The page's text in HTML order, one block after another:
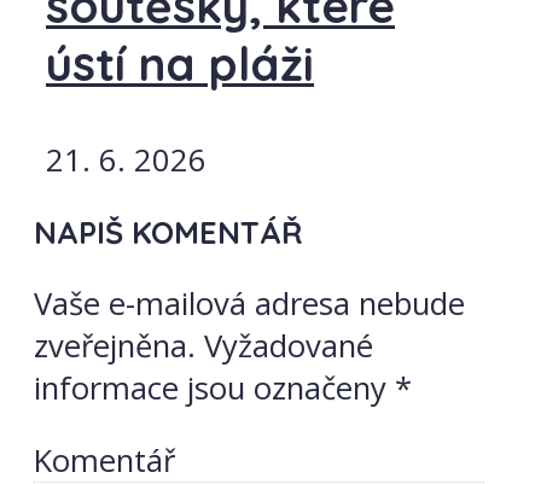
ústí na pláži
21. 6. 2026
NAPIŠ KOMENTÁŘ
Vaše e-mailová adresa nebude
zveřejněna. Vyžadované
informace jsou označeny *
Komentář